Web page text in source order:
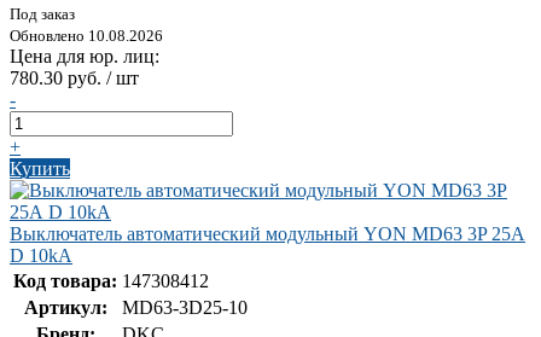
Под заказ
Обновлено 10.08.2026
Цена для юр. лиц:
780.30 руб. / шт
-
+
Купить
Выключатель автоматический модульный YON MD63 3P 25А
D 10kA
Код товара: 147308412
Артикул:
MD63-3D25-10